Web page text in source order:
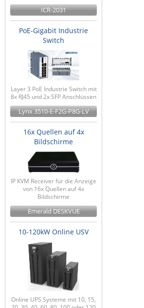
ICR-2031
PoE-Gigabit Industrie
Switch
Layer 3 PoE Industrie Switch mit
8x RJ45 und 2x SFP Anschlüssen
Lynx 3510-E-F2G-P8G-LV
16x Quellen auf 4x
Bildschirme
IP KVM Receiver für die Anzeige
von 16x Quellen auf 4x
Bildschirme
Emerald DESKVUE
10-120kW Online USV
Online UPS Systeme mit 10, 15,